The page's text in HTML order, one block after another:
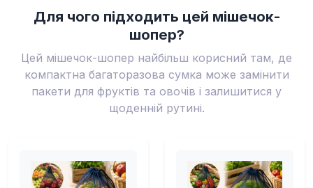
Для чого підходить цей мішечок-
шопер?
Цей мішечок-шопер найбільш корисний там, де
компактна багаторазова сумка може замінити
пакети для фруктів та овочів і залишитися у
щоденній рутині.